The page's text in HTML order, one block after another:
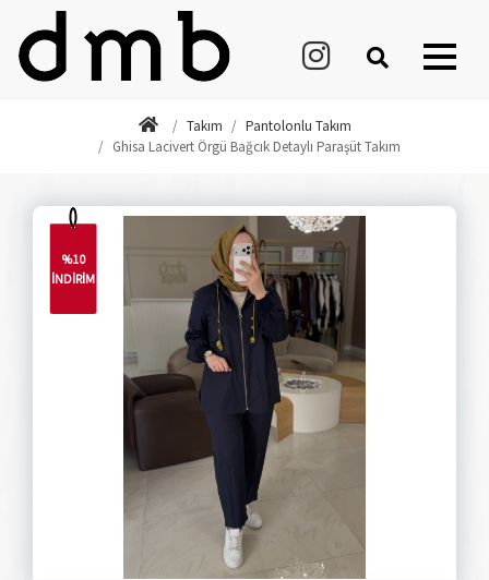
Takım
Pantolonlu Takım
Ghisa Lacivert Örgü Bağcık Detaylı Paraşüt Takım
%10
İNDİRİM